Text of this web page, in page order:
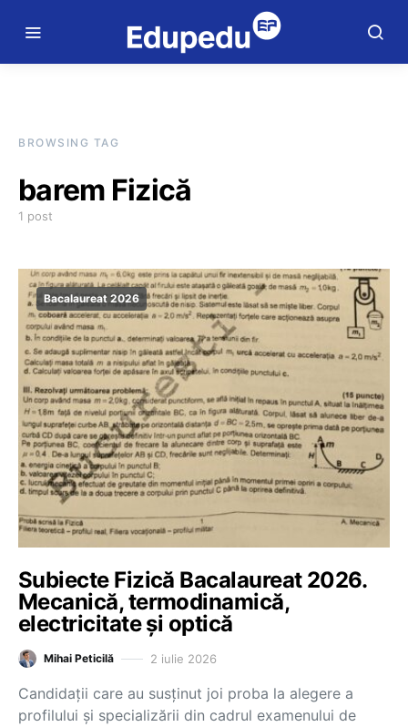
BROWSING TAG
barem Fizică
1 post
Bacalaureat 2026
Subiecte Fizică Bacalaureat 2026.
Mecanică, termodinamică,
electricitate și optică
Mihai Peticilă 2 iulie 2026
Candidații care au susținut joi proba la alegere a
profilului și specializării din cadrul examenului de